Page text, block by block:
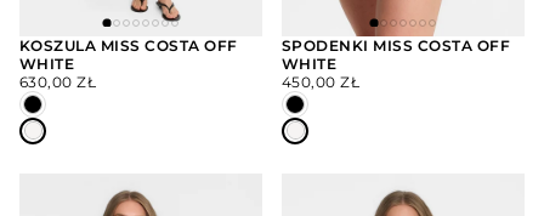
WYBIERZ
OPCJE
KOSZULA MISS COSTA OFF
WHITE
CENA
REGULARNA
630,00 ZŁ
WYBIERZ
OPCJE
SPODENKI MISS COSTA OFF
WHITE
CENA
REGULARNA
450,00 ZŁ